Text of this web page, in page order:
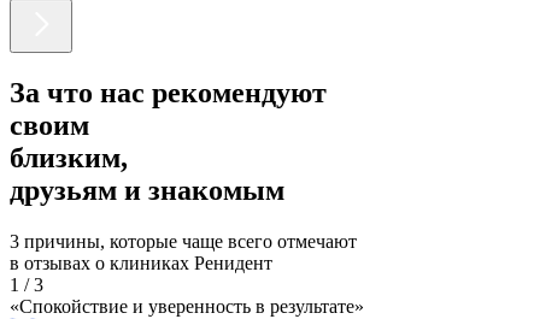
За что нас рекомендуют
своим
близким,
друзьям и знакомым
3 причины, которые чаще всего отмечают
в отзывах о клиниках Ренидент
1 / 3
«Спокойствие и уверенность в результате»